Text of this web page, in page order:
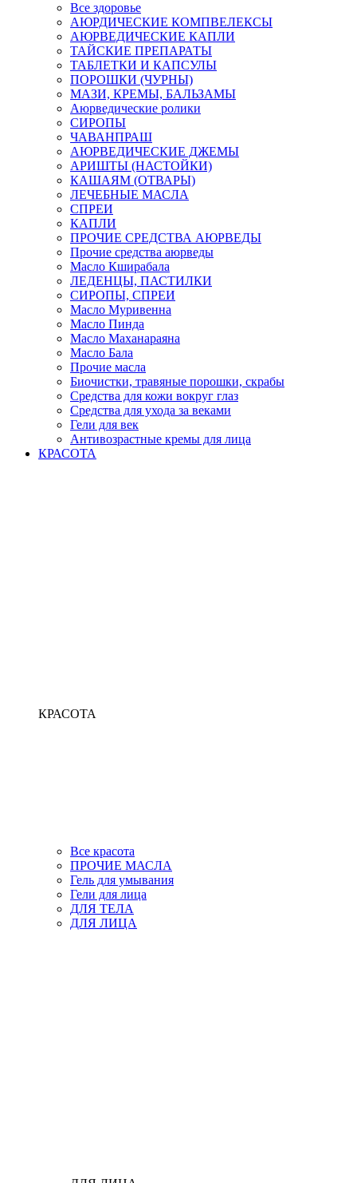
Все здоровье
АЮРДИЧЕСКИЕ КОМПВЕЛЕКСЫ
АЮРВЕДИЧЕСКИЕ КАПЛИ
ТАЙСКИЕ ПРЕПАРАТЫ
ТАБЛЕТКИ И КАПСУЛЫ
ПОРОШКИ (ЧУРНЫ)
МАЗИ, КРЕМЫ, БАЛЬЗАМЫ
Аюрведические ролики
СИРОПЫ
ЧАВАНПРАШ
АЮРВЕДИЧЕСКИЕ ДЖЕМЫ
АРИШТЫ (НАСТОЙКИ)
КАШАЯМ (ОТВАРЫ)
ЛЕЧЕБНЫЕ МАСЛА
СПРЕИ
КАПЛИ
ПРОЧИЕ СРЕДСТВА АЮРВЕДЫ
Прочие средства аюрведы
Масло Кширабала
ЛЕДЕНЦЫ, ПАСТИЛКИ
СИРОПЫ, СПРЕИ
Масло Муривенна
Масло Пинда
Масло Маханараяна
Масло Бала
Прочие масла
Биочистки, травяные порошки, скрабы
Средства для кожи вокруг глаз
Средства для ухода за веками
Гели для век
Антивозрастные кремы для лица
КРАСОТА
КРАСОТА
Все красота
ПРОЧИЕ МАСЛА
Гель для умывания
Гели для лица
ДЛЯ ТЕЛА
ДЛЯ ЛИЦА